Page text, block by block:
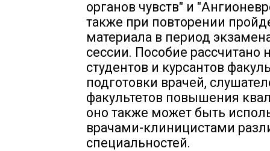
органов чувств" и
также при повторении
материала в период
сессии. Пособие рассчитано
студентов и курсантов
подготовки врачей,
факультетов повышения
оно также может быть
врачами-клиницистами
специальностей.